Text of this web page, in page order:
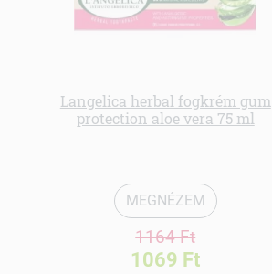
Langelica herbal fogkrém gum
protection aloe vera 75 ml
MEGNÉZEM
1164 Ft
1069 Ft